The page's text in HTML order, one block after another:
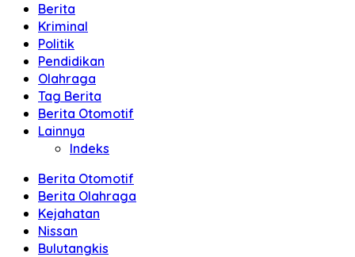
Berita
Kriminal
Politik
Pendidikan
Olahraga
Tag Berita
Berita Otomotif
Lainnya
Indeks
Berita Otomotif
Berita Olahraga
Kejahatan
Nissan
Bulutangkis